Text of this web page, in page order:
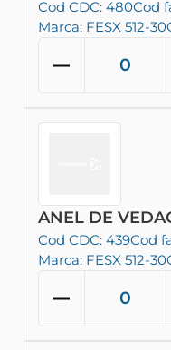
Cod CDC: 480Cod
Marca: FESX 512-
ANEL DE
Cod CDC: 439Cod
Marca: FESX 512-